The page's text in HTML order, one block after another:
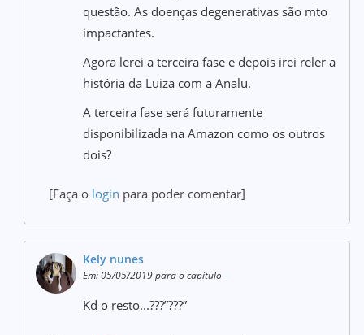
questão. As doenças degenerativas são mto
impactantes.
Agora lerei a terceira fase e depois irei reler a
história da Luiza com a Analu.
A terceira fase será futuramente
disponibilizada na Amazon como os outros
dois?
[Faça o login para poder comentar]
Kely nunes
Em: 05/05/2019 para o capítulo-
Kd o resto...???”???”